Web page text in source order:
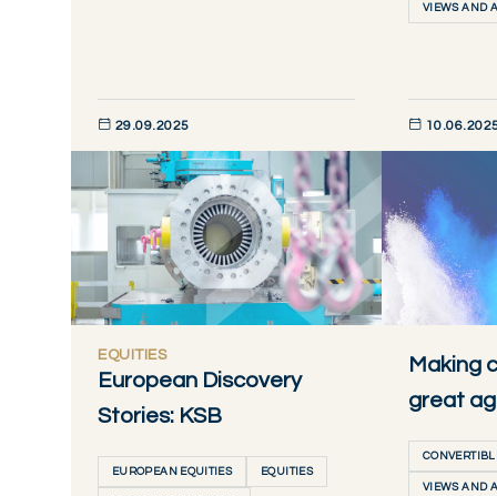
29.09.2025
DÉCOUVRIR MAINTENANT
VIEWS AND
DÉCOUVRIR
EQUITIES
European Discovery
Stories: KSB
EUROPEAN EQUITIES EQUITIES
Making
great
VIEWS AND